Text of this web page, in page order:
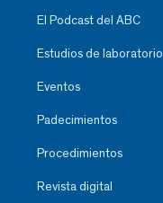
El Podcast del ABC
Estudios de laboratorio
Eventos
Padecimientos
Procedimientos
Revista digital